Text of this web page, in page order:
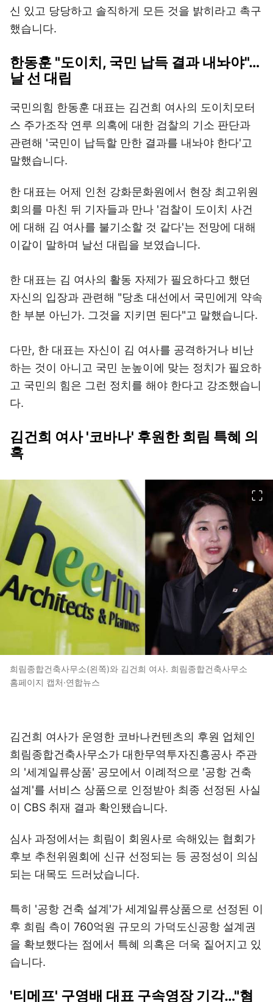
신 있고 당당하고 솔직하게 모든 것을 밝히라고 촉구
했습니다.
한동훈 "도이치, 국민 납득 결과 내놔야"…
날 선 대립
국민의힘 한동훈 대표는 김건희 여사의 도이치모터
스 주가조작 연루 의혹에 대한 검찰의 기소 판단과
관련해 '국민이 납득할 만한 결과를 내놔야 한다'고
말했습니다.
한 대표는 어제 인천 강화문화원에서 현장 최고위원
회의를 마친 뒤 기자들과 만나 '검찰이 도이치 사건
에 대해 김 여사를 불기소할 것 같다'는 전망에 대해
이같이 말하며 날선 대립을 보였습니다.
한 대표는 김 여사의 활동 자제가 필요하다고 했던
자신의 입장과 관련해 "당초 대선에서 국민에게 약속
한 부분 아닌가. 그것을 지키면 된다"고 말했습니다.
다만, 한 대표는 자신이 김 여사를 공격하거나 비난
하는 것이 아니고 국민 눈높이에 맞는 정치가 필요하
고 국민의 힘은 그런 정치를 해야 한다고 강조했습니
다.
김건희 여사 '코바나' 후원한 희림 특혜 의
혹
희림종합건축사무소(왼쪽)와 김건희 여사. 희림종합건축사무소
홈페이지 캡처·연합뉴스
김건희 여사가 운영한 코바나컨텐츠의 후원 업체인
희림종합건축사무소가 대한무역투자진흥공사 주관
의 '세계일류상품' 공모에서 이례적으로 '공항 건축
설계'를 서비스 상품으로 인정받아 최종 선정된 사실
이 CBS 취재 결과 확인됐습니다.
심사 과정에서는 희림이 회원사로 속해있는 협회가
후보 추천위원회에 신규 선정되는 등 공정성이 의심
되는 대목도 드러났습니다.
특히 '공항 건축 설계'가 세계일류상품으로 선정된 이
후 희림 측이 760억원 규모의 가덕도신공항 설계권
을 확보했다는 점에서 특혜 의혹은 더욱 짙어지고 있
습니다.
'티메프' 구영배 대표 구속영장 기각…"혐